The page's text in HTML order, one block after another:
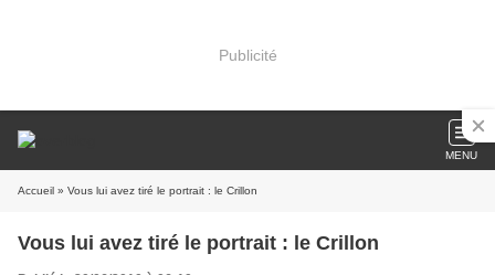
Publicité
MENU
Accueil » Vous lui avez tiré le portrait : le Crillon
Vous lui avez tiré le portrait : le Crillon